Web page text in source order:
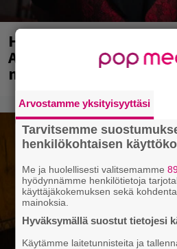
Huomenna se ilmestyy
A.W. Yrjänän
mammuttimainen
Arvostamme yksityisyyttäsi
Tarvitsemme
henkilökohtaisen
Me ja huolellisesti valitsemamme
hyödynnämme henkilötietoja
käyttäjäkokemuksen sekä
mainoksia.
Hyväksymällä suostut tietojesi
Käytämme laitetunnisteita ja